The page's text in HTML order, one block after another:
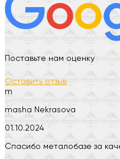
Поставьте нам оценку
Оставить отзыв
m
masha Nekrasova
01.10.2024
Спасибо металобазе за